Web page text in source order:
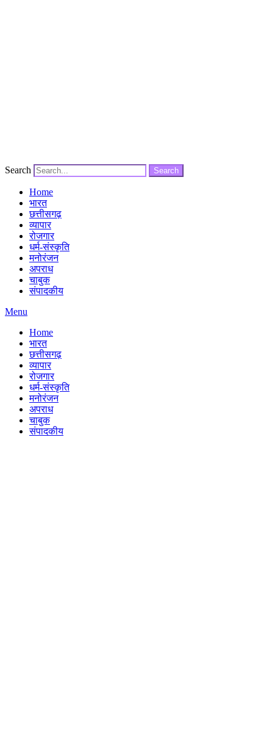
Search Search
Home
भारत
छत्तीसगढ़
व्यापार
रोजगार
धर्म-संस्कृति
मनोरंजन
अपराध
चाबुक
संपादकीय
Menu
Home
भारत
छत्तीसगढ़
व्यापार
रोजगार
धर्म-संस्कृति
मनोरंजन
अपराध
चाबुक
संपादकीय